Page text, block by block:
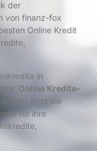
der
von finanz-fox
Online Kredit
in
Online Kredite–
jetzt die
für ihre